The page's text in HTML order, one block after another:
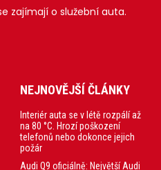
zajímají o služební auta.
NEJNOVĚJŠÍ ČLÁNKY
Interiér auta se v létě rozpálí až
na 80 °C. Hrozí poškození
telefonů nebo dokonce jejich
požár
Audi Q9 oficiálně: Největší Audi